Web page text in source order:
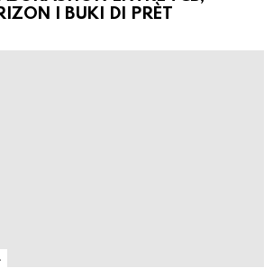
I BUKI DI PRÈT